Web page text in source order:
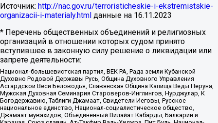
Источник: http://nac.gov.ru/terroristicheskie-i-ekstremistskie-
organizacii-i-materialy.html данные на 16.11.2023
* Перечень общественных объединений и религиозных
организаций в отношении которых судом принято
вступившее в законную силу решение о ликвидации или
запрете деятельности:
Национал-большевистская партия, ВЕК РА, Рада земли Кубанской
Духовно Родовой Державы Русь, Община Духовного Управления
Асгардской Веси Беловодья, Славянская Община Капища Веды Перуна,
Мужская Духовная Семинария Староверов-Инглингов, Нурджулар, К
Богодержавию, Таблиги Джамаат, Свидетели Иеговы, Русское
национальное единство, Национал-социалистическое общество,
Джамаат мувахидов, Объединенный Вилайат Кабарды, Балкарии и